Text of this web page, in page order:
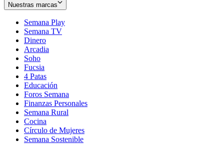
Nuestras marcas
Semana Play
Semana TV
Dinero
Arcadia
Soho
in
new
window
Fucsia
in
new
window
4 Patas
Educación
Foros Semana
Finanzas Personales
Semana Rural
Cocina
Círculo de Mujeres
Semana Sostenible